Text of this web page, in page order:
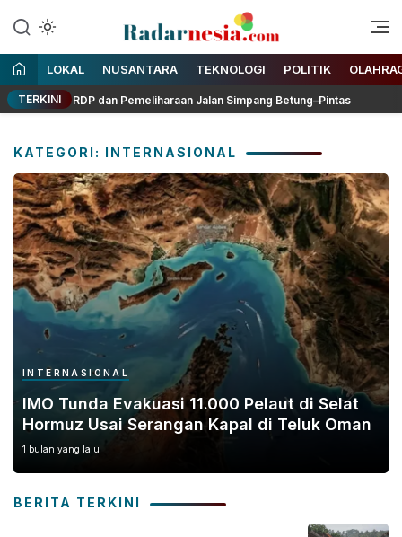
Radarnesia
Enak Dibaca
LOKAL NUSANTARA TEKNOLOGI POLITIK
TERKINIRDP dan Pemeliharaan Jalan Simpang Betung–Pintas
KATEGORI: INTERNASIONAL
INTERNASIONAL
IMO Tunda Evakuasi 11.000 Pelaut di Selat
Hormuz Usai Serangan Kapal di Teluk Oman
1 bulan yang lalu
BERITA TERKINI